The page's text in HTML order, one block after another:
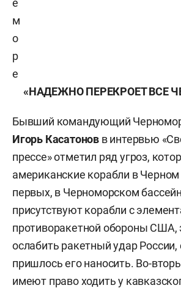
е
м
о
р
е
«НАДЕЖНО ПЕРЕКРОЕТ ВСЕ
Бывший командующий
Игорь Касатонов в интервью
прессе» отметил ряд угроз,
американские корабли в
первых, в Черноморском
присутствуют корабли с
противоракетной обороны США,
ослабить ракетный удар России,
пришлось его наносить. Во-
имеют право ходить у